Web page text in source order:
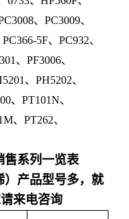
、PC3009、
5F、PC932、
、PF3006、
、PH5202、
、PT101N、
、PT262、
售系列一览表
产品型号多，就
来电咨询